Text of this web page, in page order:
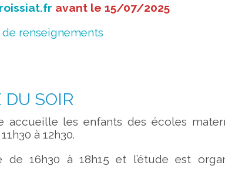
avant le 15/07/2025
renseignements
DU SOIR
accueille les enfants des écoles
à 12h30.
16h30 à 18h15 et l’étude est